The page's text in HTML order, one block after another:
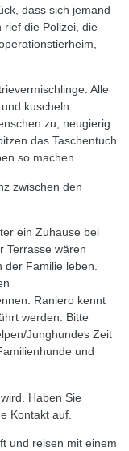
dass sich jemand
die Polizei, die
Alle
kuscheln
zu, neugierig
das Taschentuch
so machen.
zwischen den
ein Zuhause bei
Terrasse wären
der Familie leben.
Raniero kennt
werden. Bitte
Junghundes Zeit
und
Haben Sie
Kontakt auf.
und reisen mit einem